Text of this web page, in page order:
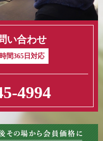
い合わせ
間365日対応
4994